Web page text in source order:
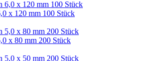
x 120 mm 100 Stück
x 80 mm 200 Stück